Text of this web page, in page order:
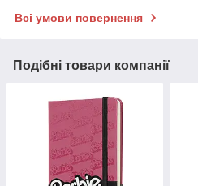
Всі умови повернення
Подібні товари компанії